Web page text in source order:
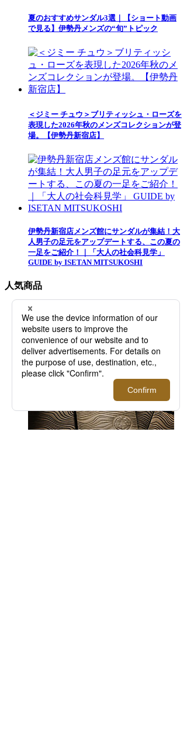
夏のおすすめサンダル3選｜【ショート動画
で見る】伊勢丹メンズの“旬”トピック
＜ジミー チュウ＞ブリティッシュ・ローズを
表現した2026年秋のメンズコレクションが登
場。【伊勢丹新宿店】
伊勢丹新宿店メンズ館にサンダルが集結！大
人男子の足元をアップデートする、この夏の
一足をご紹介！｜「大人の社会科見学」
GUIDE by ISETAN MITSUKOSHI
人気商品